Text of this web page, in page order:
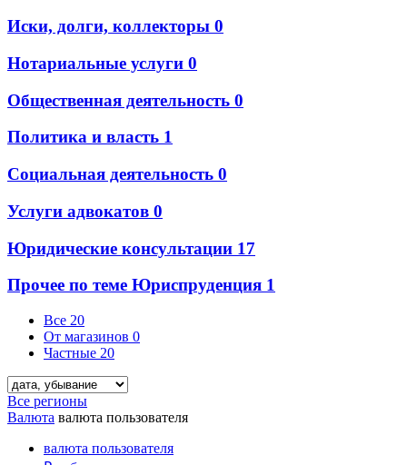
Иски, долги, коллекторы 0
Нотариальные услуги 0
Общественная деятельность 0
Политика и власть 1
Социальная деятельность 0
Услуги адвокатов 0
Юридические консультации 17
Прочее по теме Юриспруденция 1
Все 20
От магазинов 0
Частные 20
Все регионы
Валюта валюта пользователя
валюта пользователя